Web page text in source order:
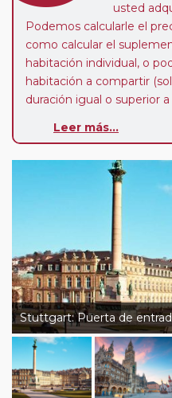
usted
Podemos calcularle el
como calcular el
habitación individual, o
habitación a compartir
duración igual o superior
Paradas en Ruta:
su viaje, en la ciudad que
7 noches según circuito y
fundamental que el
fecha escogida y permita
suplemento por parada
Dólares por persona. Si la
otro circuito del mismo
suplemento.
Leer más...
Stuttgart: Puerta de